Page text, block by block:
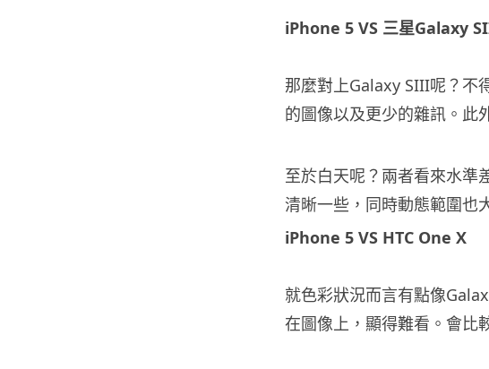
iPhone 5 VS 三星Galaxy
那麼對上Galaxy SIII呢？不
的圖像以及更少的雜訊。此
至於白天呢？兩者看來水準
清晰一些，同時動態範圍也
iPhone 5 VS HTC One X
就色彩狀況而言有點像
在圖像上，顯得難看。會比